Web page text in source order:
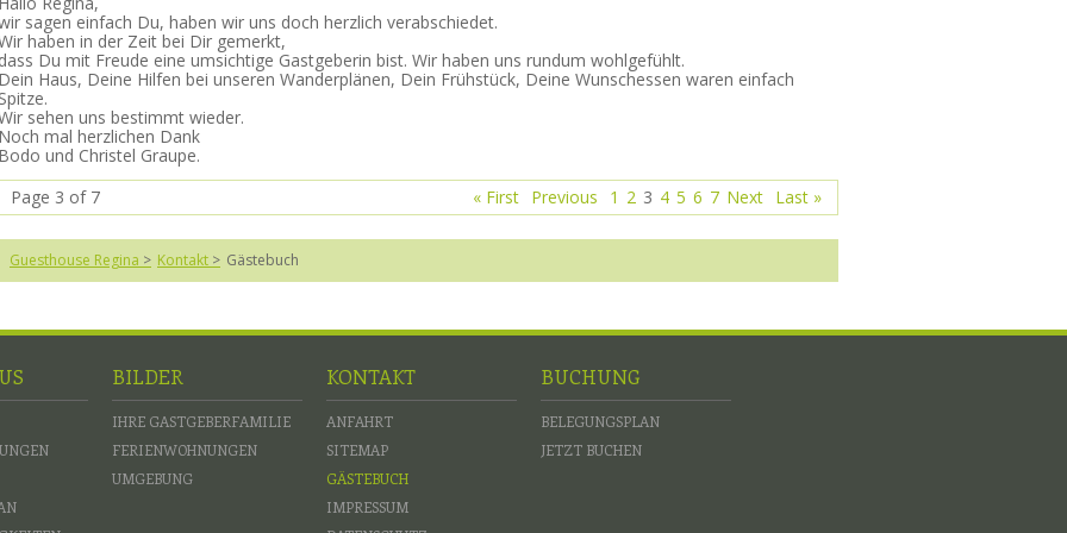
sagen einfach Du, haben wir uns doch herzlich verabschiedet.
haben in der Zeit bei Dir gemerkt,
dass Du mit Freude eine umsichtige Gastgeberin bist. Wir haben uns rundum wohlgefühlt.
Dein Haus, Deine Hilfen bei unseren Wanderplänen, Dein Frühstück, Deine Wunschessen waren einfach
Spitze.
sehen uns bestimmt wieder.
Noch mal herzlichen Dank
Bodo und Christel Graupe.
Page 3 of 7
« First Previous 1 2 3 4 5 6 7 Next Last »
Guesthouse Regina Kontakt Gästebuch
BILDER
IHRE GASTGEBERFAMILIE
FERIENWOHNUNGEN
UMGEBUNG
KONTAKT
ANFAHRT
SITEMAP
GÄSTEBUCH
IMPRESSUM
BUCHUNG
BELEGUNGSPLAN
JETZT BUCHEN